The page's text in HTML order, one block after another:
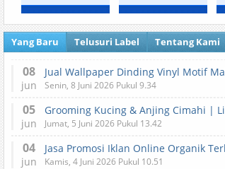
Yang Baru Telusuri Label Tentang Kami
08
jun
Jual Wallpaper Dinding Vinyl Motif
Senin, 8 Juni 2026 Pukul 9.34
05
jun Jumat, 5 Juni 2026 Pukul 13.42
04
jun
Jasa Promosi Iklan Online Organik
Kamis, 4 Juni 2026 Pukul 10.51